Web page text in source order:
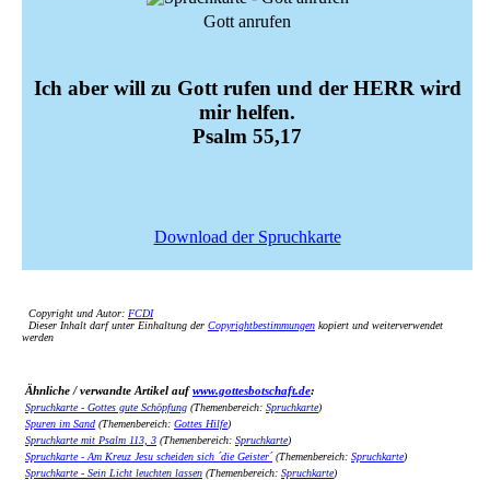
Gott anrufen
Ich aber will zu Gott rufen und der HERR wird
mir helfen.
Psalm 55,17
Download der Spruchkarte
Copyright und Autor: FCDI
Dieser Inhalt darf unter Einhaltung der Copyrightbestimmungen kopiert und weiterverwendet
werden
Ähnliche / verwandte Artikel aufwww.gottesbotschaft.de:
Spruchkarte - Gottes gute Schöpfung (Themenbereich: Spruchkarte)
Spuren im Sand (Themenbereich: Gottes Hilfe)
Spruchkarte mit Psalm 113, 3 (Themenbereich: Spruchkarte)
Spruchkarte - Am Kreuz Jesu scheiden sich ´die Geister´(Themenbereich: Spruchkarte)
Spruchkarte - Sein Licht leuchten lassen (Themenbereich: Spruchkarte)